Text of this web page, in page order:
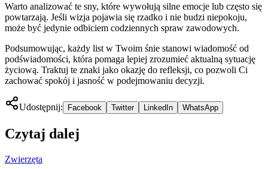
Warto analizować te sny, które wywołują silne emocje lub często się
powtarzają. Jeśli wizja pojawia się rzadko i nie budzi niepokoju,
może być jedynie odbiciem codziennych spraw zawodowych.
Podsumowując, każdy list w Twoim śnie stanowi wiadomość od
podświadomości, która pomaga lepiej zrozumieć aktualną sytuację
życiową. Traktuj te znaki jako okazję do refleksji, co pozwoli Ci
zachować spokój i jasność w podejmowaniu decyzji.
Udostępnij: Facebook Twitter LinkedIn WhatsApp
Czytaj dalej
Zwierzęta